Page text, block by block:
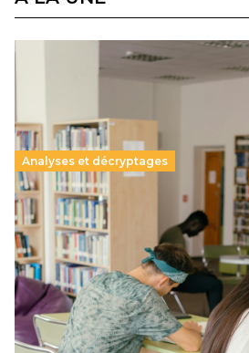
Analyses et décryptages
Supérieur privé : une dérive
promesse républicaine
11 juillet 2026-
Le projet de loi sur la régulation de
supérieur privé met en lumière
qui relègue l’acte pédagogique au
Lire la suite →